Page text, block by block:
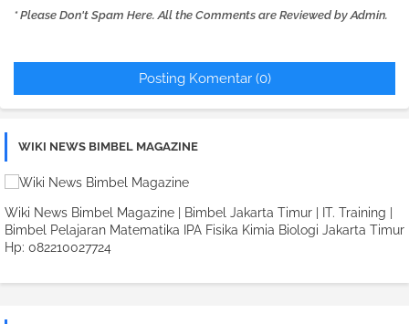
* Please Don't Spam Here. All the Comments are Reviewed by Admin.
Posting Komentar (0)
WIKI NEWS BIMBEL MAGAZINE
Wiki News Bimbel Magazine | Bimbel Jakarta Timur | IT. Training |
Bimbel Pelajaran Matematika IPA Fisika Kimia Biologi Jakarta Timur
Hp: 082210027724